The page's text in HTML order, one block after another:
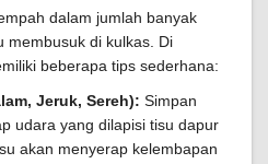
dalam jumlah banyak
membusuk di kulkas. Di
beberapa tips sederhana:
Jeruk, Sereh): Simpan
udara yang dilapisi tisu dapur
akan menyerap kelembapan